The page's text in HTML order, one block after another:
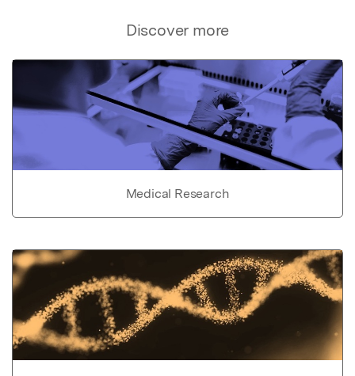
Discover more
Medical Research